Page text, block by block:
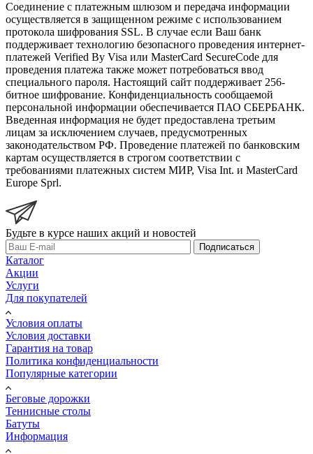
Соединение с платежным шлюзом и передача информации
осуществляется в защищенном режиме с использованием
протокола шифрования SSL. В случае если Ваш банк
поддерживает технологию безопасного проведения интернет-
платежей Verified By Visa или MasterCard SecureCode для
проведения платежа также может потребоваться ввод
специального пароля. Настоящий сайт поддерживает 256-
битное шифрование. Конфиденциальность сообщаемой
персональной информации обеспечивается ПАО СБЕРБАНК.
Введенная информация не будет предоставлена третьим
лицам за исключением случаев, предусмотренных
законодательством РФ. Проведение платежей по банковским
картам осуществляется в строгом соответствии с
требованиями платежных систем МИР, Visa Int. и MasterCard
Europe Sprl.
Будьте в курсе наших акций и новостей
Подписаться
Каталог
Акции
Услуги
Для покупателей
Условия оплаты
Условия доставки
Гарантия на товар
Политика конфиденциальности
Популярные категории
Беговые дорожки
Теннисные столы
Батуты
Информация